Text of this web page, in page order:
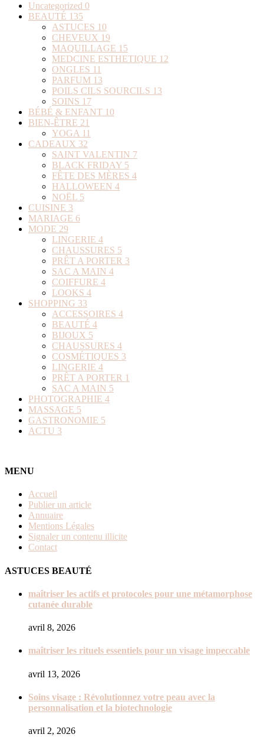
Uncategorized 0
BEAUTÉ 135
ASTUCES 10
CHEVEUX 19
MAQUILLAGE 15
MEDCINE ESTHETIQUE 12
ONGLES 11
PARFUM 13
POILS CILS SOURCILS 13
SOINS 17
BÉBÉ & ENFANT 10
BIEN-ÊTRE 21
YOGA 11
CADEAUX 32
SAINT VALENTIN 7
BLACK FRIDAY 5
FÊTE DES MÈRES 4
HALLOWEEN 4
NOËL 5
CUISINE 3
MARIAGE 6
MODE 29
LINGERIE 4
CHAUSSURES 5
PRÊT A PORTER 3
SAC A MAIN 4
COIFFURE 4
LOOKS 4
SHOPPING 33
ACCESSOIRES 4
BEAUTÉ 4
BIJOUX 5
CHAUSSURES 4
COSMÉTIQUES 3
LINGERIE 4
PRÊT A PORTER 1
SAC A MAIN 5
PHOTOGRAPHIE 4
MASSAGE 5
GASTRONOMIE 5
ACTU 3
MENU
Accueil
Publier un article
Annuaire
Mentions Légales
Signaler un contenu illicite
Contact
ASTUCES BEAUTÉ
maîtriser les actifs et protocoles pour une métamorphose
cutanée durable
avril 8, 2026
maîtriser les rituels essentiels pour un visage impeccable
avril 13, 2026
Soins visage : Révolutionnez votre peau avec la
personnalisation et la biotechnologie
avril 2, 2026